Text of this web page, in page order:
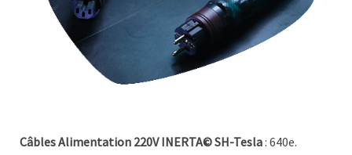
Câbles Alimentation 220V INERTA© SH-Tesla: 640e.